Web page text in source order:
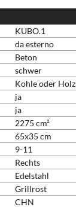
KUBO.1
da esterno
Beton
schwer
Kohle oder Holz
ja
ja
2275 cm²
65x35 cm
9-11
Rechts
Edelstahl
Grillrost
CHN